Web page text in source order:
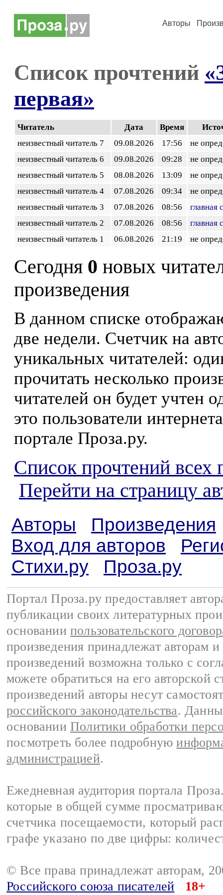
Авторы
Список прочтений
первая»
Читатель Дата Время
неизвестный читатель 7
09.08.2026 17:56
не
неизвестный читатель 6
09.08.2026 09:28
не
неизвестный читатель 5
08.08.2026 13:09
не
неизвестный читатель 4
07.08.2026 09:34
не
неизвестный читатель 3
07.08.2026 08:56
главная
неизвестный читатель 2
07.08.2026 08:56
главная
неизвестный читатель 1
06.08.2026 21:19 не
Сегодня 0 новых
произведения
В данном списке
две недели. Счетчик на
уникальных читателей:
прочитать несколько
читателей он будет учтен
это пользователи
портале Проза.ру.
Список прочтений всех
Перейти на страницу
Авторы
Произведения
Вход для авторов
Стихи.ру
Проза.ру
Портал Проза.ру предоставляет
публикации своих литературных
основании пользовательского
произведения принадлежат авторам
произведений возможна только с
можете обратиться на его авторской
произведений авторы несут
российского законодательства.
основании Политики обработки
посмотреть более подробную
администрацией.
Ежедневная аудитория портала
которые в общей сумме
счетчика посещаемости, который
графе указано по две цифры:
© Все права принадлежат авторам,
Российского союза писателей
18+